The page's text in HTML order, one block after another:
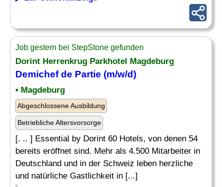
Job gestern bei StepStone gefunden
Dorint Herrenkrug Parkhotel Magdeburg
Demichef de Partie (m/w/d)
• Magdeburg
Abgeschlossene Ausbildung
Betriebliche Altersvorsorge
[. .. ] Essential by Dorint 60 Hotels, von denen 54
bereits eröffnet sind. Mehr als 4.500 Mitarbeiter in
Deutschland und in der Schweiz leben herzliche
und natürliche Gastlichkeit in [...]